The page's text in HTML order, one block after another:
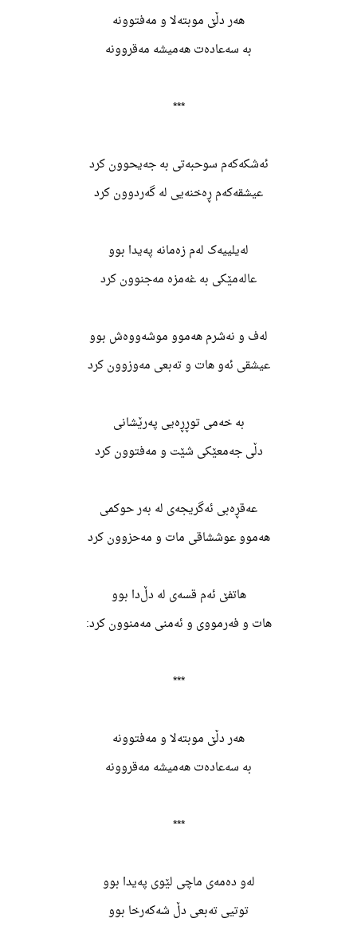
هەر دڵێ موبتەلا و مەفتوونە
به سەعادەت هەمیشه مەقروونە
***
ئەشکەکەم سوحبەتی به جەیحوون کرد
عیشقەکەم ڕەخنەیی له گەردوون کرد
لەیلییەک لەم زەمانه پەیدا بوو
عالەمێکی به غەمزه مەجنوون کرد
لەف و نەشرم هەموو موشەووەش بوو
عیشقی ئەو هات و تەبعی مەوزوون کرد
به خەمی توڕڕەیی پەرێشانی
دڵی جەمعێکی شێت و مەفتوون کرد
عەقڕەبی ئەگریجەی لە بەر حوکمی
هەموو عوششاقی مات و مەحزوون کرد
هاتفێ ئەم قسەی له دڵ‌دا بوو
هات و فەرمووی و ئەمنی مەمنوون کرد:
***
هەر دڵێ موبتەلا و مەفتوونە
به سەعادەت هەمیشه مەقروونە
***
لەو دەمەی ماچی لێوی پەیدا بوو
توتیی تەبعی دڵ شەکەرخا بوو